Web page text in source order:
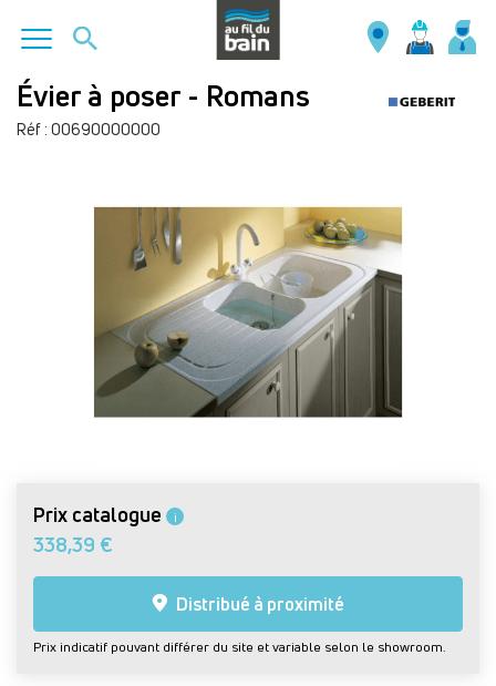
Aller
contenu
Évier à poser - Romans
Réf : 00690000000
Prix catalogue i
338,39 €
Distribué à proximité
Prix indicatif pouvant différer du site et variable selon le showroom.